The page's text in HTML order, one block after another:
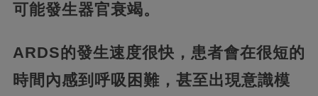
可能發生器官衰竭。
ARDS的發生速度很快，患者會在很短的
時間內感到呼吸困難，甚至出現意識模